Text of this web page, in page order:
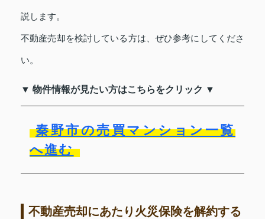
説します。
不動産売却を検討している方は、ぜひ参考にしてくださ
い。
▼ 物件情報が見たい方はこちらをクリック ▼
秦野市の売買マンション一覧
へ進む
不動産売却にあたり火災保険を解約する